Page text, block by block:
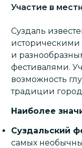
Участие в
Суздаль
историческими
и
фестивалями.
возможность
традиции
Наиболее
Суздальский
самых